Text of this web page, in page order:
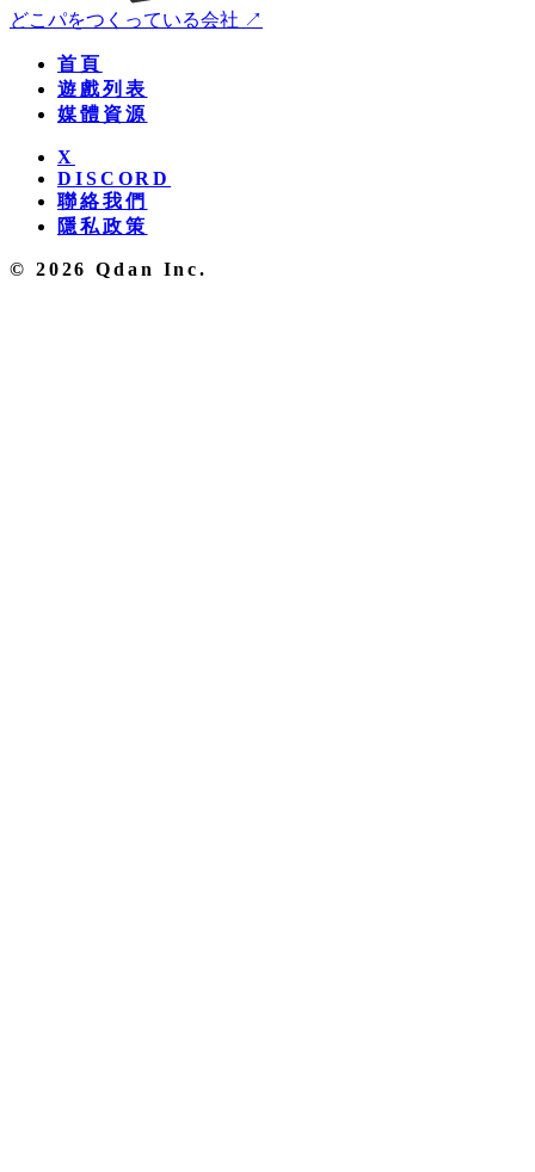
どこパをつくっている会社 ↗
首頁
遊戲列表
媒體資源
X
DISCORD
聯絡我們
隱私政策
© 2026 Qdan Inc.